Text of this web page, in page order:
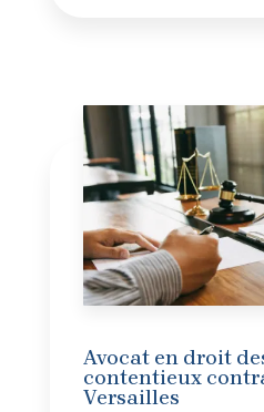
Avocat en droit
contentieux
Versailles